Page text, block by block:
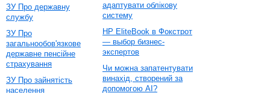
ЗУ Про державну
службу
ЗУ Про
загальнообов'язкове
державне пенсійне
страхування
ЗУ Про зайнятість
населення
адаптувати облікову
систему
HP EliteBook в Фокстрот
— выбор бизнес-
экспертов
Чи можна запатентувати
винахід, створений за
допомогою AI?